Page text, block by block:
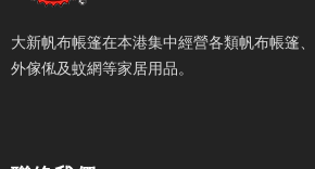
大新帆布帳篷在本港集中經營各類帆布帳篷
外傢俬及蚊網等家居用品。